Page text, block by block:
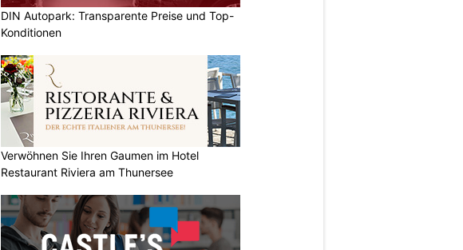
DIN Autopark: Transparente Preise und Top-
Konditionen
Verwöhnen Sie Ihren Gaumen im Hotel
Restaurant Riviera am Thunersee